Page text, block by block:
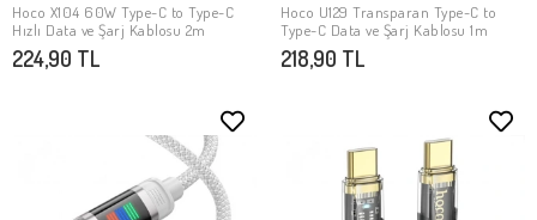
Stokta Yok
Hoco X104 60W Type-C to Type-C
Hızlı Data ve Şarj Kablosu 2m
224,90 TL
Stokta Yok
Hoco U129 Transparan Type-C to
Type-C Data ve Şarj Kablosu 1m
218,90 TL